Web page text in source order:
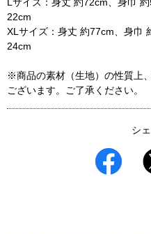
22cm
XLサイズ：身丈 約77cm、身巾
24cm
※商品の素材（生地）の性質上
ございます。ご了承ください。
シ